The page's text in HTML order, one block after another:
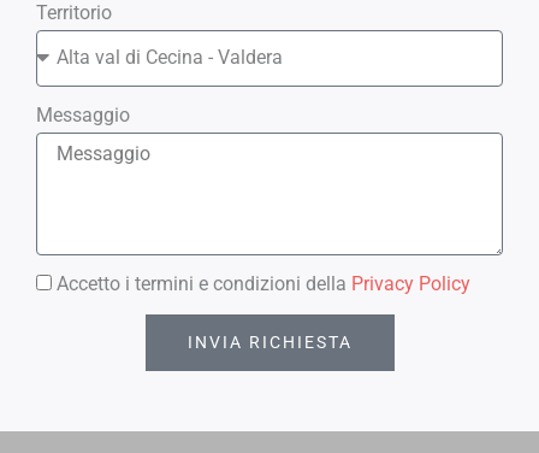
Territorio
Messaggio
Accetto i termini e condizioni della Privacy Policy
INVIA RICHIESTA